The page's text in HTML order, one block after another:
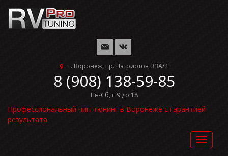
г. Воронеж, пр. Патриотов, 33А/2
8 (908) 138-59-85
Пн-Сб, с 9 до 18
Профессиональный чип-тюнинг в Воронеже с гарантией
результата
Toggle